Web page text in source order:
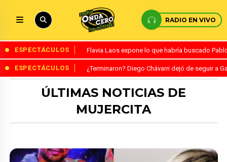
RADIO EN VIVO
ESPECTÁCULOS Flavia Laos expone lo que habría buscado
ESPECTÁCULOS ¿Terminaron? Diego Chávarri dejó de seguir a
ÚLTIMAS NOTICIAS DE
MUJERCITA